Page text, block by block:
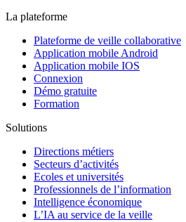
La plateforme
Plateforme de veille collaborative
Application mobile Android
Application mobile IOS
Connexion
Démo gratuite
Formation
Solutions
Directions métiers
Secteurs d’activités
Ecoles et universités
Professionnels de l’information
Intelligence économique
L’IA au service de la veille